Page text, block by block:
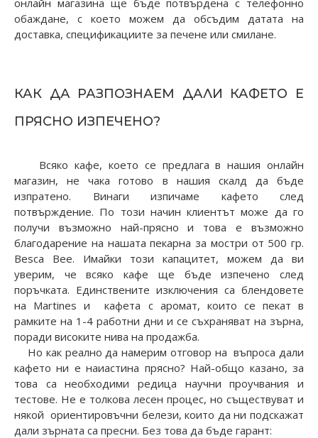
онлайн магазина ще бъде потвърдена с телефонно
обаждане, с което можем да обсъдим датата на
доставка, спецификациите за печене или смилане.
КАК ДА РАЗПОЗНАЕМ ДАЛИ КАФЕТО Е
ПРЯСНО ИЗПЕЧЕНО?
Всяко кафе, което се предлага в нашия онлайн
магазин, не чака готово в нашия скалд да бъде
изпратено. Винаги изпичаме кафето след
потвърждение. По този начин клиентът може да го
получи възможно най-прясно и това е възможно
благодарение на нашата пекарна за мостри от 500 гр.
Besca Bee. Имайки този капацитет, можем да ви
уверим, че всяко кафе ще бъде изпечено след
поръчката. Единствените изключения са блендовете
на Martines и кафета с аромат, които се пекат в
рамките на 1-4 работни дни и се съхраняват на зърна,
поради високите нива на продажба.
Но как реално да намерим отговор на въпроса дали
кафето ни е наиастина прясно? Най-общо казано, за
това са необходими редица научни проучвания и
тестове. Не е толкова лесен процес, но съществуват и
някой ориентировъчни белези, които да ни подскажат
дали зърната са пресни. Без това да бъде гарант: